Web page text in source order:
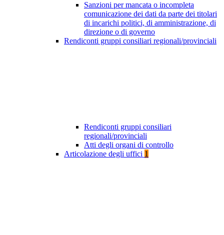
Sanzioni per mancata o incompleta
comunicazione dei dati da parte dei titolari
di incarichi politici, di amministrazione, di
direzione o di governo
Rendiconti gruppi consiliari regionali/provinciali
Rendiconti gruppi consiliari
regionali/provinciali
Atti degli organi di controllo
Articolazione degli uffici 1